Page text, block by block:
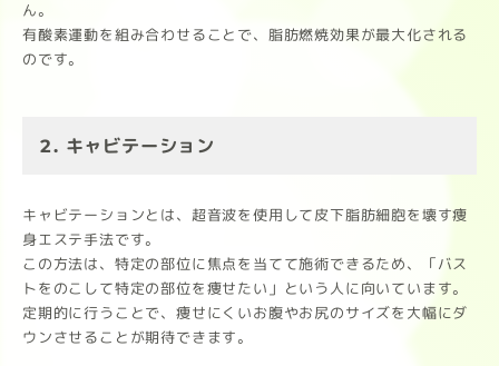
ん。
有酸素運動を組み合わせることで、脂肪燃焼効果が最大化される
のです。
2. キャビテーション
キャビテーションとは、超音波を使用して皮下脂肪細胞を壊す痩
身エステ手法です。
この方法は、特定の部位に焦点を当てて施術できるため、「バス
トをのこして特定の部位を痩せたい」という人に向いています。
定期的に行うことで、痩せにくいお腹やお尻のサイズを大幅にダ
ウンさせることが期待できます。